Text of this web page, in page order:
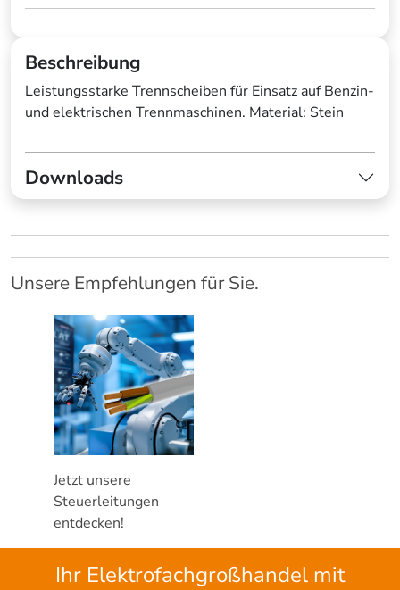
Beschreibung
Leistungsstarke Trennscheiben für Einsatz auf Benzin-
und elektrischen Trennmaschinen. Material: Stein
Downloads
Unsere Empfehlungen für Sie.
Jetzt unsere
Steuerleitungen
entdecken!
Ihr Elektrofachgroßhandel mit